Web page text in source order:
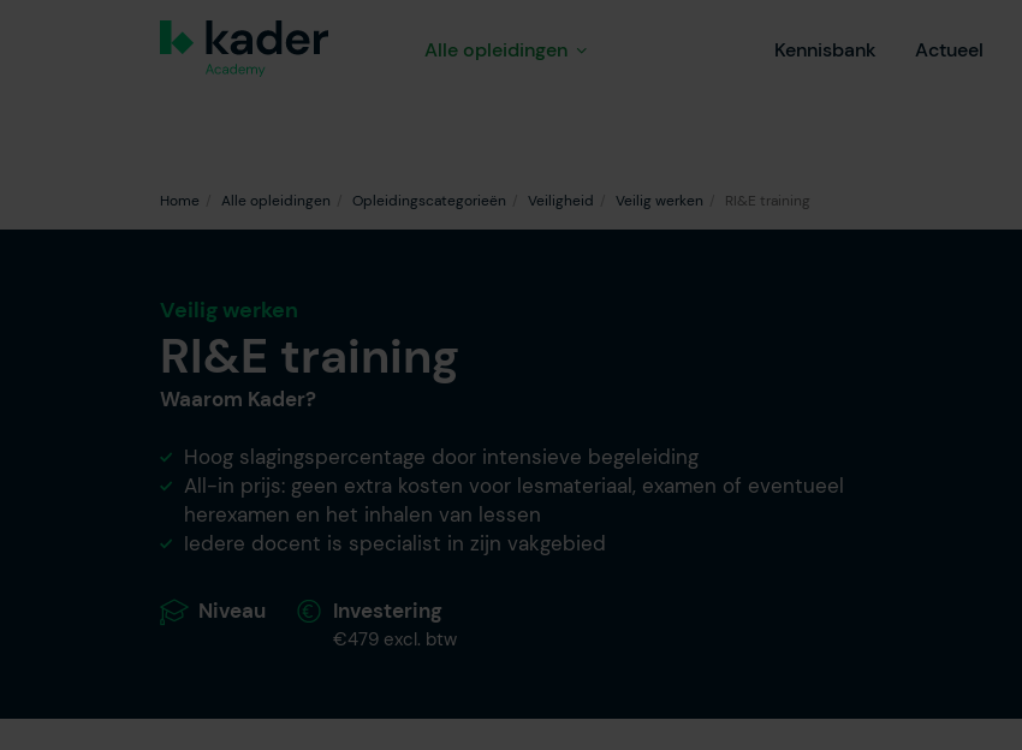
Alle opleidingen Kennisbank Actueel
Home Alle opleidingen Opleidingscategorieën Veiligheid Veilig werken RI&E training
Veilig werken
RI&E training
Waarom Kader?
Hoog slagingspercentage door intensieve begeleiding
All-in prijs: geen extra kosten voor lesmateriaal, examen of eventueel
herexamen en het inhalen van lessen
Iedere docent is specialist in zijn vakgebied
Niveau Investering
€479 excl. btw